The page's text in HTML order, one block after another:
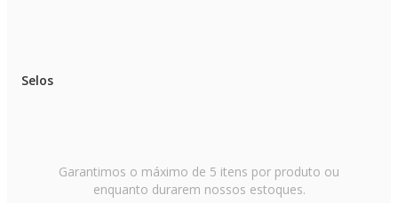
Selos
Garantimos o máximo de 5 itens por produto ou
enquanto durarem nossos estoques.